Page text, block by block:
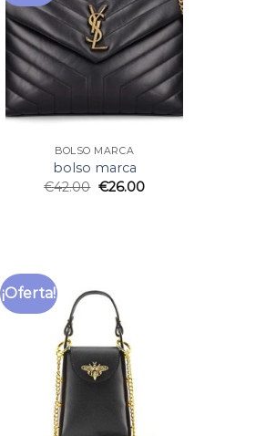
BOLSO MARCA
bolso marca
€42.00 €26.00
¡Oferta!